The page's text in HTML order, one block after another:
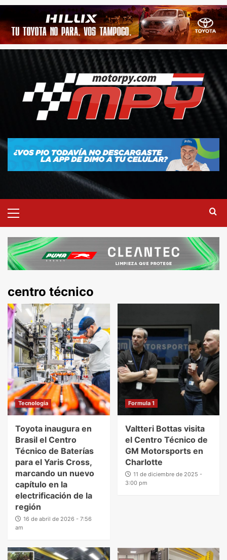
centro técnico
Tecnologia
Toyota inaugura en
Brasil el Centro
Técnico de Baterías
para el Yaris Cross,
marcando un nuevo
capítulo en la
electrificación de la
región
16 de abril de 2026 - 7:56
am
Formula 1
Valtteri Bottas visita
el Centro Técnico de
GM Motorsports en
Charlotte
11 de diciembre de 2025 -
3:00 pm